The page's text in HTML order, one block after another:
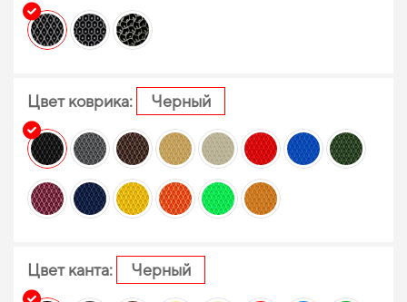
Цвет коврика: Черный
Цвет канта: Черный